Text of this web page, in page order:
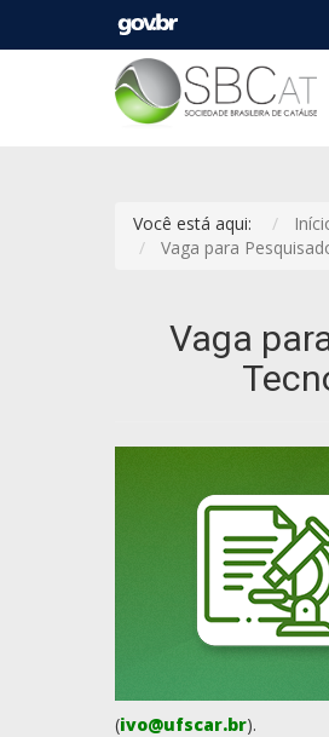
Você está aqui:
Vaga para
Vaga
(ivo@ufscar.br).